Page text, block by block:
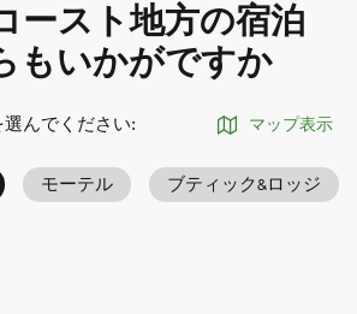
ースト地方の宿泊
もいかがですか
んでください: マップ表示
モーテル ブティック&ロッジ